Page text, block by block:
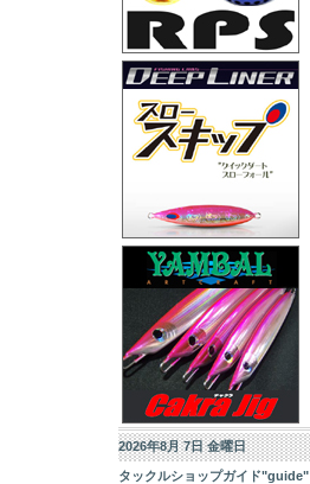
2026年8月 7日 金曜日
タックルショップガイド"guide"